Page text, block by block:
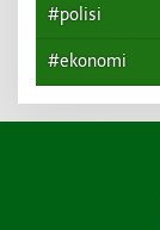
#polisi
#ekonomi